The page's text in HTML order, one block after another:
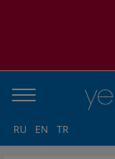
RU EN TR